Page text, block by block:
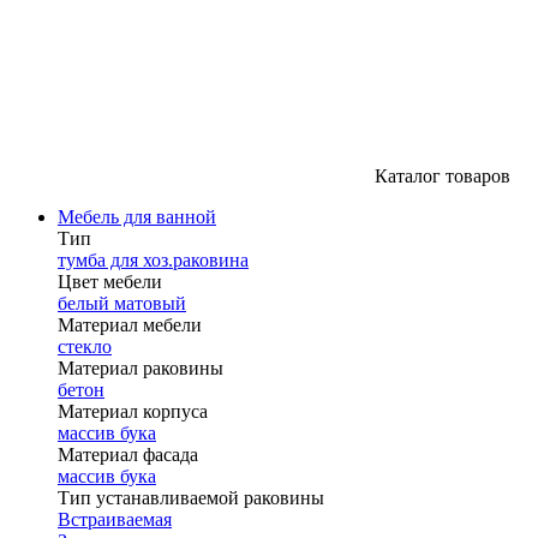
Каталог товаров
Мебель для ванной
Тип
тумба для хоз.раковина
Цвет мебели
белый матовый
Материал мебели
стекло
Материал раковины
бетон
Материал корпуса
массив бука
Материал фасада
массив бука
Тип устанавливаемой раковины
Встраиваемая